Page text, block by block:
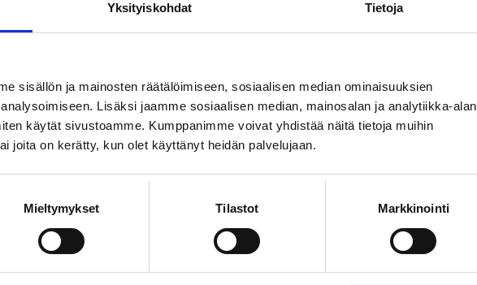
Yksityiskohdat Tietoja
sisällön ja mainosten räätälöimiseen, sosiaalisen median ominaisuuksien
Lisäksi jaamme sosiaalisen median, mainosalan ja analytiikka-alan
käytät sivustoamme. Kumppanimme voivat yhdistää näitä tietoja muihin
joita on kerätty, kun olet käyttänyt heidän palvelujaan.
Mieltymykset Tilastot Markkinointi
korvauksia sekä vuorolisien euromääräisiä
korotetaan 2,0 prosentilla.
ja
09 6226 8516, 050 5937 558
aaro.riitakorpi@loimu.fi